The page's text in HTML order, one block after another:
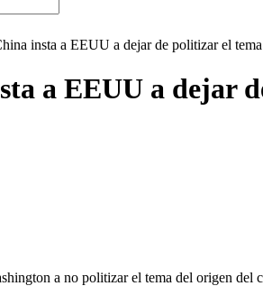
insta a EEUU a dejar de politizar el
a EEUU a dejar
a no politizar el tema del origen del